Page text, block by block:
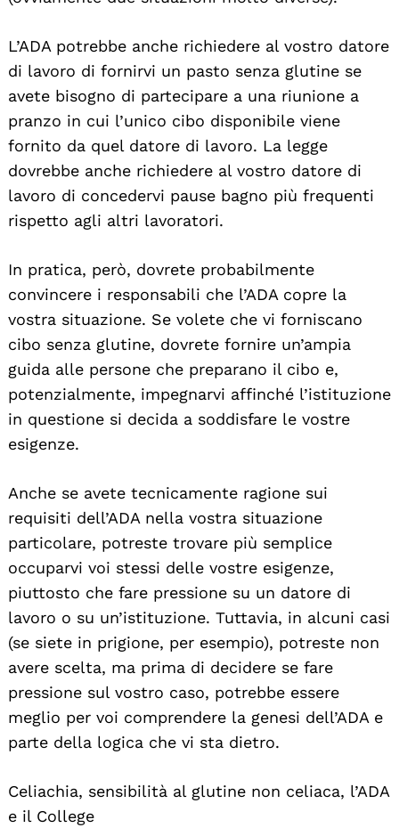
L’ADA potrebbe anche richiedere al vostro datore
di lavoro di fornirvi un pasto senza glutine se
avete bisogno di partecipare a una riunione a
pranzo in cui l’unico cibo disponibile viene
fornito da quel datore di lavoro. La legge
dovrebbe anche richiedere al vostro datore di
lavoro di concedervi pause bagno più frequenti
rispetto agli altri lavoratori.
In pratica, però, dovrete probabilmente
convincere i responsabili che l’ADA copre la
vostra situazione. Se volete che vi forniscano
cibo senza glutine, dovrete fornire un’ampia
guida alle persone che preparano il cibo e,
potenzialmente, impegnarvi affinché l’istituzione
in questione si decida a soddisfare le vostre
esigenze.
Anche se avete tecnicamente ragione sui
requisiti dell’ADA nella vostra situazione
particolare, potreste trovare più semplice
occuparvi voi stessi delle vostre esigenze,
piuttosto che fare pressione su un datore di
lavoro o su un’istituzione. Tuttavia, in alcuni casi
(se siete in prigione, per esempio), potreste non
avere scelta, ma prima di decidere se fare
pressione sul vostro caso, potrebbe essere
meglio per voi comprendere la genesi dell’ADA e
parte della logica che vi sta dietro.
Celiachia, sensibilità al glutine non celiaca, l’ADA
e il College